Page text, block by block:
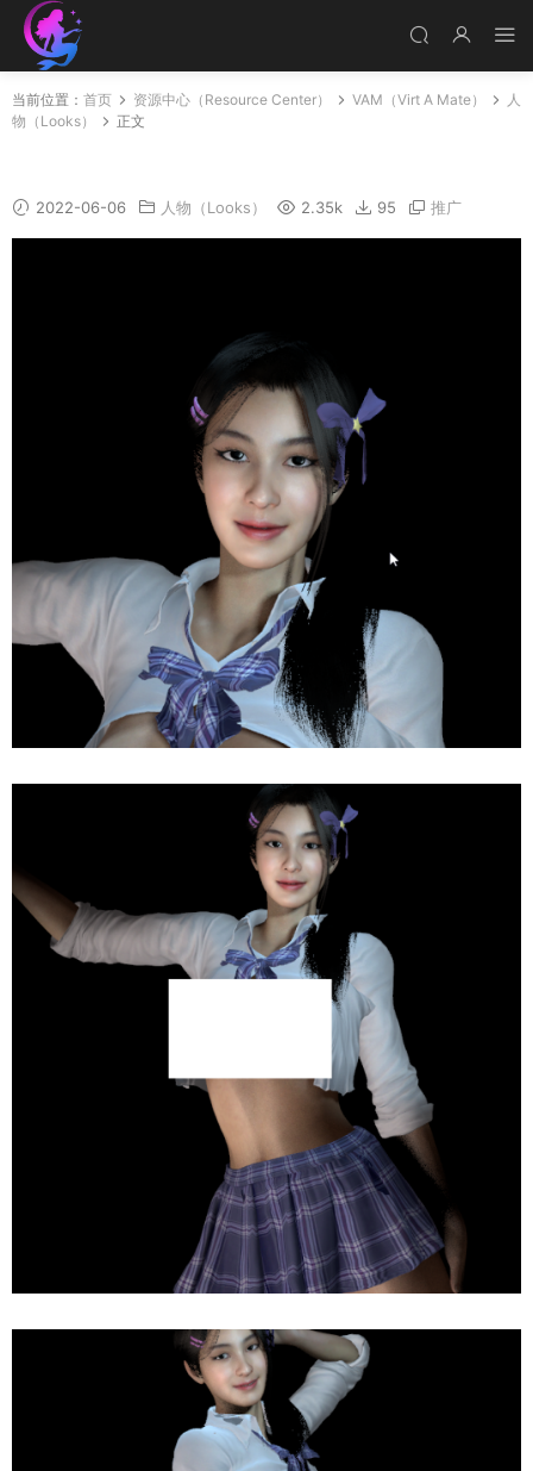
当前位置： 首页 资源中心（Resource Center） VAM（Virt A Mate）
人
物（Looks）
正文
2022-06-06 人物（Looks） 2.35k 95 推广